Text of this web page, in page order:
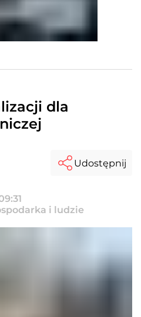
dla
i ludzie
Udostępnij